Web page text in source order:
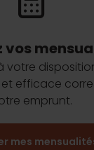
vos
votre
et efficace
emprunt.
mes